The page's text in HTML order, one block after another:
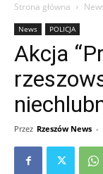
Strona główna
News POLICJA
Akcja
Przez Rzeszów News -